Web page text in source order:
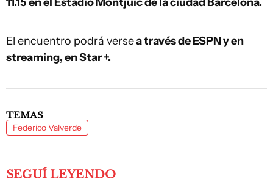
El encuentro podrá versea través de ESPN y en
streaming, en Star +.
TEMAS
Federico Valverde
SEGUÍ LEYENDO